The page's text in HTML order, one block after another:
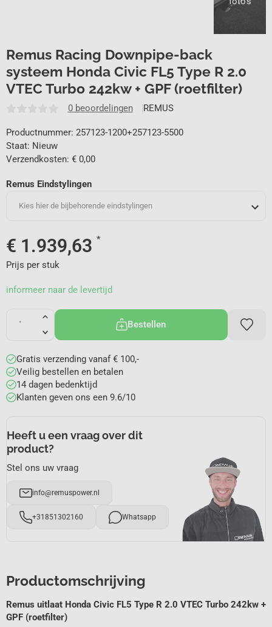
Remus Racing Downpipe-back
systeem Honda Civic FL5 Type R 2.0
VTEC Turbo 242kw + GPF (roetfilter)
0 beoordelingen REMUS
Productnummer: 257123-1200+257123-5500
Staat: Nieuw
Verzendkosten: € 0,00
Remus Eindstylingen
Kies hier de bijbehorende eindstylingen
€ 1.939,63 *
Prijs per stuk
informeer naar de levertijd
Bestellen
Gratis verzending vanaf € 100,-
Veilig bestellen en betalen
14 dagen bedenktijd
Klanten geven ons een 9.6/10
Heeft u een vraag over dit
product?
Stel ons uw vraag
info@remuspower.nl
+31851302160 Whatsapp
Productomschrijving
Remus uitlaat Honda Civic FL5 Type R 2.0 VTEC Turbo 242kw +
GPF (roetfilter)